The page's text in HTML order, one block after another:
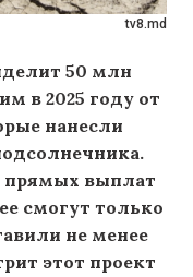
tv8.md
50 млн
в 2025 году от
нанесли
прямых выплат
смогут только
не менее
этот проект